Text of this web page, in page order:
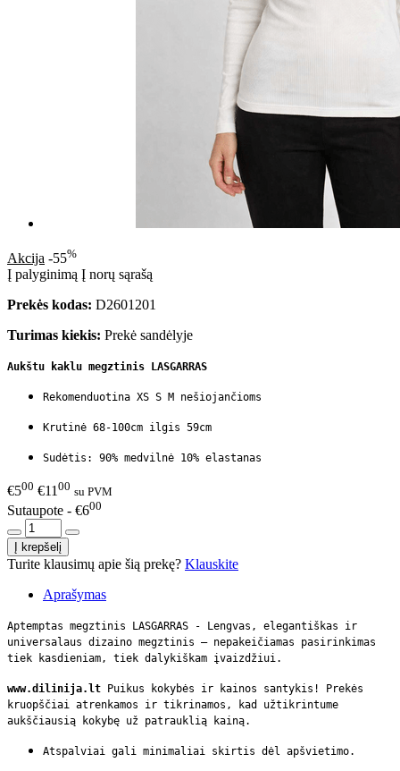
Akcija -55%
Į palyginimą Į norų sąrašą
Prekės kodas: D2601201
Turimas kiekis: Prekė sandėlyje
Aukštu kaklu megztinis LASGARRAS
Rekomenduotina XS S M nešiojančioms
Krutinė 68-100cm ilgis 59cm
Sudėtis: 90% medvilnė 10% elastanas
€500 €11 00 su PVM
Sutaupote - €600
Turite klausimų apie šią prekę? Klauskite
Aprašymas
Aptemptas megztinis LASGARRAS - Lengvas, elegantiškas ir
universalaus dizaino megztinis – nepakeičiamas pasirinkimas
tiek kasdieniam, tiek dalykiškam įvaizdžiui.
www.dilinija.lt Puikus kokybės ir kainos santykis! Prekės
kruopščiai atrenkamos ir tikrinamos, kad užtikrintume
aukščiausią kokybę už patrauklią kainą.
Atspalviai gali minimaliai skirtis dėl apšvietimo.